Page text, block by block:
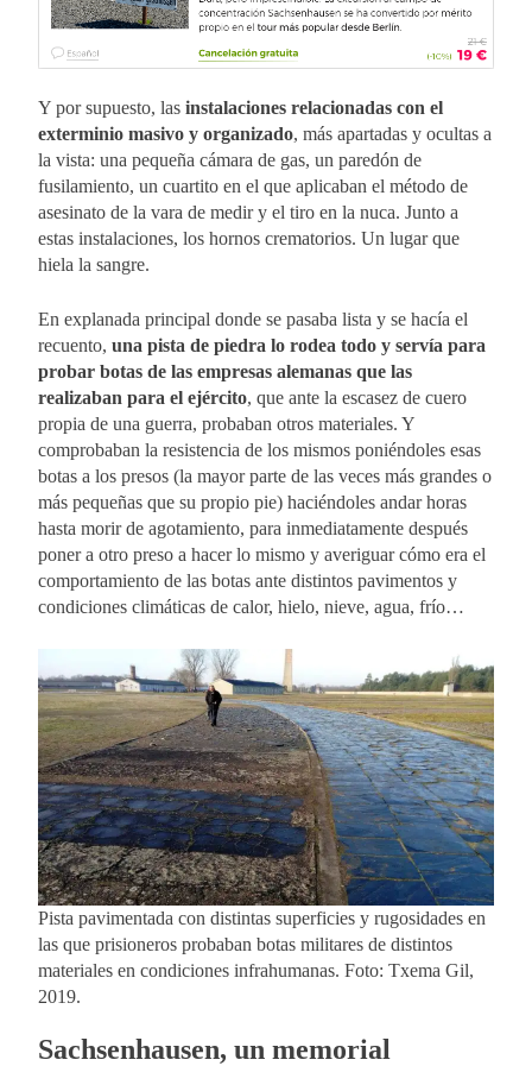
Y por supuesto, las instalaciones relacionadas con el
exterminio masivo y organizado, más apartadas y ocultas a
la vista: una pequeña cámara de gas, un paredón de
fusilamiento, un cuartito en el que aplicaban el método de
asesinato de la vara de medir y el tiro en la nuca. Junto a
estas instalaciones, los hornos crematorios. Un lugar que
hiela la sangre.
En explanada principal donde se pasaba lista y se hacía el
recuento, una pista de piedra lo rodea todo y servía para
probar botas de las empresas alemanas que las
realizaban para el ejército, que ante la escasez de cuero
propia de una guerra, probaban otros materiales. Y
comprobaban la resistencia de los mismos poniéndoles esas
botas a los presos (la mayor parte de las veces más grandes o
más pequeñas que su propio pie) haciéndoles andar horas
hasta morir de agotamiento, para inmediatamente después
poner a otro preso a hacer lo mismo y averiguar cómo era el
comportamiento de las botas ante distintos pavimentos y
condiciones climáticas de calor, hielo, nieve, agua, frío…
Pista pavimentada con distintas superficies y rugosidades en
las que prisioneros probaban botas militares de distintos
materiales en condiciones infrahumanas. Foto: Txema Gil,
2019.
Sachsenhausen, un memorial